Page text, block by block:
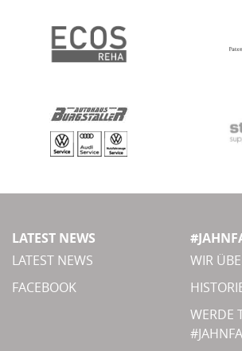
LATEST NEWS
LATEST NEWS
FACEBOOK
WIR
WERDE